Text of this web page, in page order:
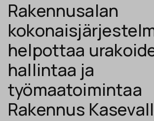
Rakennusalan
helpottaa
hallintaa ja
työmaatoimintaa
Rakennus